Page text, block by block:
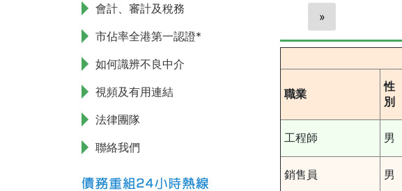
會計、審計及稅務
市佔率全港第一認證*
如何識辨不良中介
視頻及有用連結
法律團隊
聯絡我們
»
職業
性
別
工程師 男
銷售員 男